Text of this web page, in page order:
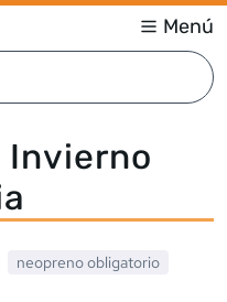
Menú
Invierno
neoprenoobligatorio